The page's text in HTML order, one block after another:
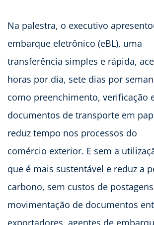
Na palestra, o executivo
embarque eletrônico (eBL), uma
transferência simples e rápida,
horas por dia, sete dias por
como preenchimento, verificação
documentos de transporte em
reduz tempo nos processos do
comércio exterior. E sem a
que é mais sustentável e reduz a
carbono, sem custos de
movimentação de documentos